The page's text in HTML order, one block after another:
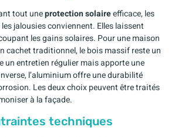
tout uneprotection solaireefficace, les
jalousies conviennent. Elles laissent
les gains solaires. Pour une maison
cachet traditionnel, le bois massif reste un
un entretien régulier mais apporte une
l’aluminium offre une durabilité
Les deux choix peuvent être traités
à la façade.
techniques